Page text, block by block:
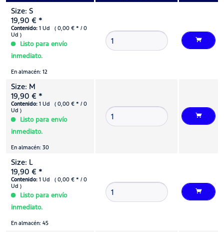
Size: S
19,90 € *
Contenido: 1 Ud ( 0,00 € * / 0
Ud )
Listo para envío
inmediato.
En almacén: 12
Size: M
19,90 € *
Contenido: 1 Ud ( 0,00 € * / 0
Ud )
Listo para envío
inmediato.
En almacén: 30
Size: L
19,90 € *
Contenido: 1 Ud ( 0,00 € * / 0
Ud )
Listo para envío
inmediato.
En almacén: 45